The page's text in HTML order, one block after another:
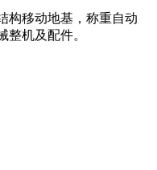
构移动地基，称重自动
整机及配件。